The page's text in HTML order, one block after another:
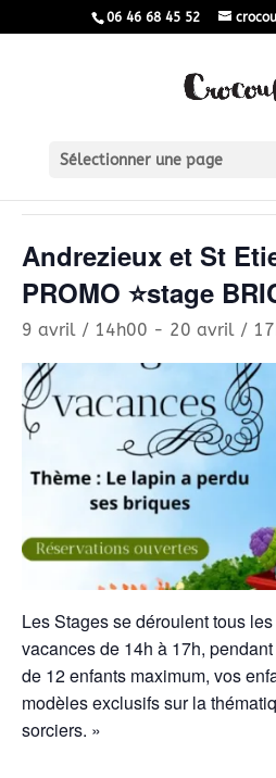
06 46 68 45 52
Sélectionner une page
Andrezieux et St
PROMO ⭐stage
9 avril / 14h00 - 20 avril /
Les Stages se déroulent tous
vacances de 14h à 17h,
de 12 enfants maximum, vos
modèles exclusifs sur la
sorciers. »